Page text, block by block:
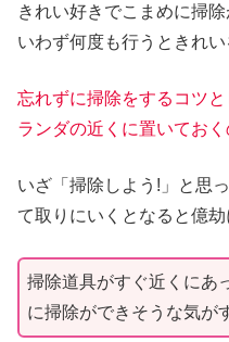
きれい好きでこまめに掃
いわず何度も行うときれい
忘れずに掃除をするコツ
ランダの近くに置いておく
いざ「掃除しよう!」と思
て取りにいくとなると億劫
掃除道具がすぐ近くにあ
に掃除ができそうな気が